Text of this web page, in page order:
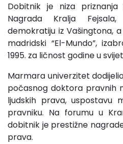
Dobitnik je niza
Nagrada Kralja
demokratiju iz Vašingtona,
madridski “El-Mundo”,
1995. za ličnost godine u
Marmara univerzitet
počasnog doktora pravnih
ljudskih prava, uspostavu
pravniku. Na forumu u
dobitnik je prestižne
prava.